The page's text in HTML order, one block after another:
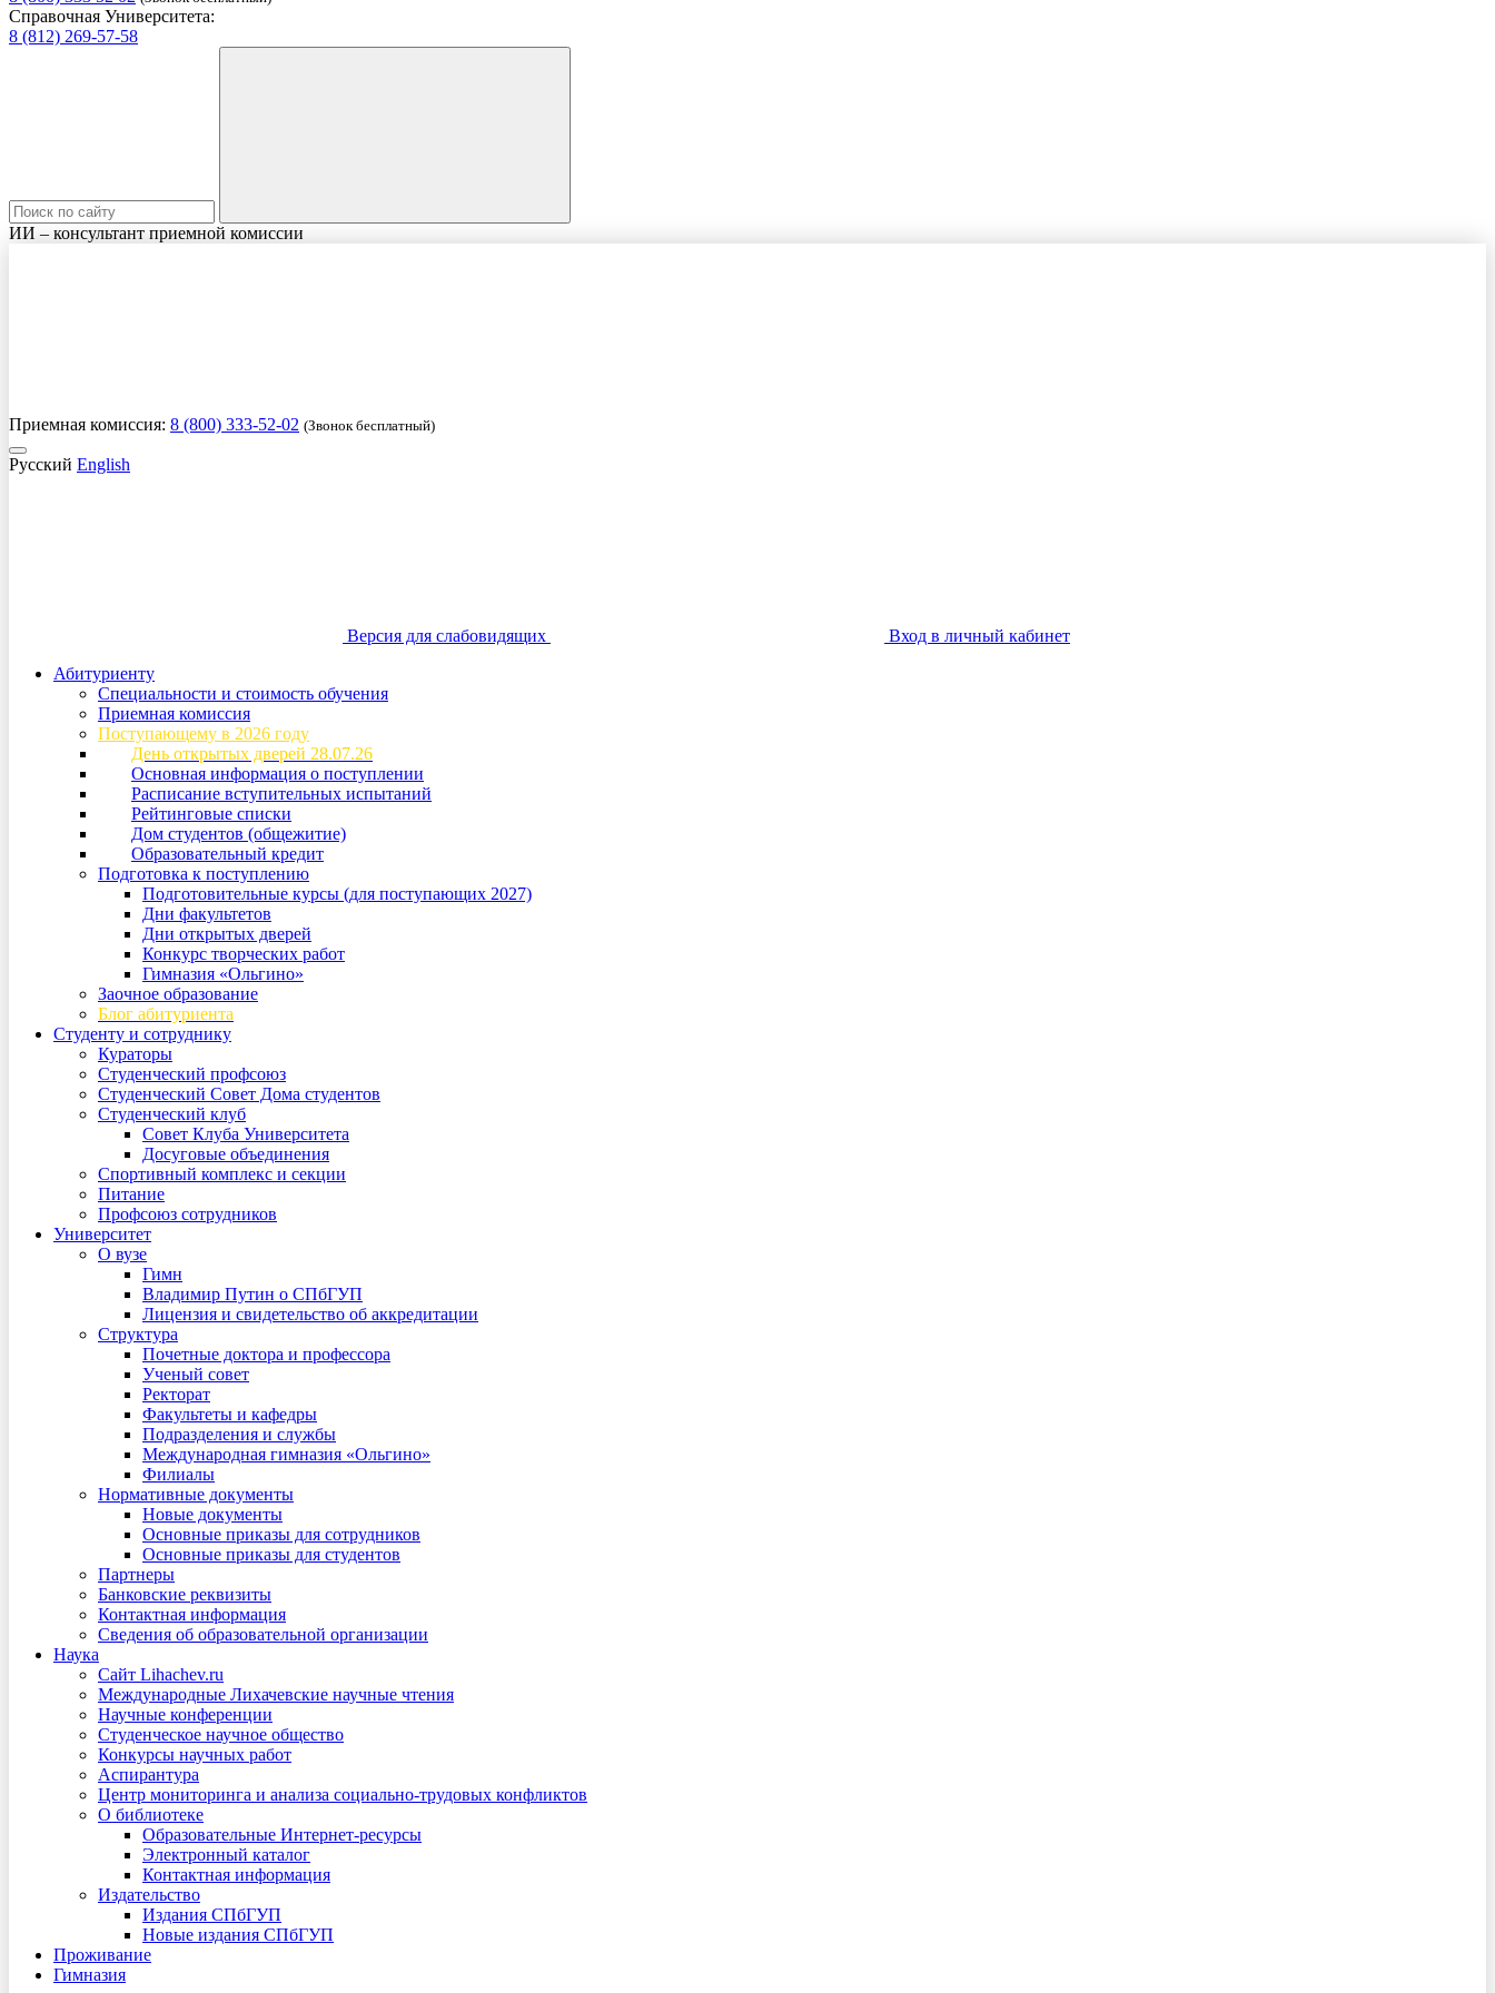
Справочная Университета:
8 (812) 269-57-58
ИИ – консультант приемной комиссии
Приемная комиссия: 8 (800) 333-52-02 (Звонок бесплатный)
Русский English
Версия для слабовидящих
Вход в личный кабинет
Абитуриенту
Специальности и стоимость обучения
Приемная комиссия
Поступающему в 2026 году
День открытых дверей 28.07.26
Основная информация о поступлении
Расписание вступительных испытаний
Рейтинговые списки
Дом студентов (общежитие)
Образовательный кредит
Подготовка к поступлению
Подготовительные курсы (для поступающих 2027)
Дни факультетов
Дни открытых дверей
Конкурс творческих работ
Гимназия «Ольгино»
Заочное образование
Блог абитуриента
Студенту и сотруднику
Кураторы
Студенческий профсоюз
Студенческий Совет Дома студентов
Студенческий клуб
Совет Клуба Университета
Досуговые объединения
Спортивный комплекс и секции
Питание
Профсоюз сотрудников
Университет
О вузе
Гимн
Владимир Путин о СПбГУП
Лицензия и свидетельство об аккредитации
Структура
Почетные доктора и профессора
Ученый совет
Ректорат
Факультеты и кафедры
Подразделения и службы
Международная гимназия «Ольгино»
Филиалы
Нормативные документы
Новые документы
Основные приказы для сотрудников
Основные приказы для студентов
Партнеры
Банковские реквизиты
Контактная информация
Сведения об образовательной организации
Наука
Сайт Lihachev.ru
Международные Лихачевские научные чтения
Научные конференции
Студенческое научное общество
Конкурсы научных работ
Аспирантура
Центр мониторинга и анализа социально-трудовых конфликтов
О библиотеке
Образовательные Интернет-ресурсы
Электронный каталог
Контактная информация
Издательство
Издания СПбГУП
Новые издания СПбГУП
Проживание
Гимназия